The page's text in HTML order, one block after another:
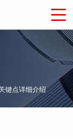
键点详细介绍